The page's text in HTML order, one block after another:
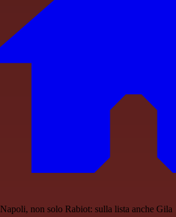
Napoli, non solo Rabiot: sulla lista anche Gila